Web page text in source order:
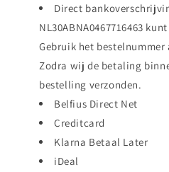
Direct
NL30ABNA0467716463
Gebruik het
Zodra wij de betaling
bestelling verzonden.
Belfius Direct Net
Creditcard
Klarna Betaal Later
iDeal